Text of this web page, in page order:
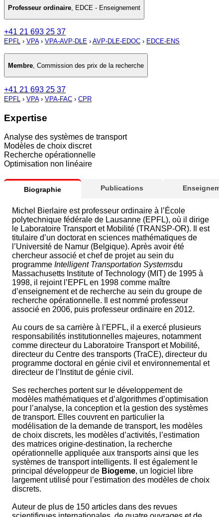
Professeur ordinaire, EDCE - Enseignement
+41 21 693 25 37
EPFL › VPA› VPA-AVP-DLE › AVP-DLE-EDOC › EDCE-ENS
Membre Commission des prix de la recherche
+41 21 693 25 37
EPFL › VPA› VPA-FAC › CPR
Expertise
Analyse des systèmes de transport
Modèles de choix discret
Recherche opérationnelle
Optimisation non linéaire
Biographie Publications
Michel Bierlaire est professeur ordinaire à l’École
polytechnique fédérale de Lausanne (EPFL), où il dirige
le Laboratoire Transport et Mobilité (TRANSP-OR). Il est
titulaire d’un doctorat en sciences mathématiques de
l’Université de Namur (Belgique). Après avoir été
chercheur associé et chef de projet au sein du
programme Intelligent Transportation Systemsdu
Massachusetts Institute of Technology (MIT) de 1995 à
1998, il rejoint l’EPFL en 1998 comme maître
d’enseignement et de recherche au sein du groupe de
recherche opérationnelle. Il est nommé professeur
associé en 2006, puis professeur ordinaire en 2012.
Au cours de sa carrière à l’EPFL, il a exercé plusieurs
responsabilités institutionnelles majeures, notamment
comme directeur du Laboratoire Transport et Mobilité,
directeur du Centre des transports (TraCE), directeur du
programme doctoral en génie civil et environnemental et
directeur de l’Institut de génie civil.
Ses recherches portent sur le développement de
modèles mathématiques et d’algorithmes d’optimisation
pour l’analyse, la conception et la gestion des systèmes
de transport. Elles couvrent en particulier la
modélisation de la demande de transport, les modèles
de choix discrets, les modèles d’activités, l’estimation
des matrices origine-destination, la recherche
opérationnelle appliquée aux transports ainsi que les
systèmes de transport intelligents. Il est également le
principal développeur de Biogeme, un logiciel libre
largement utilisé pour l’estimation des modèles de choix
discrets.
Auteur de plus de 150 articles dans des revues